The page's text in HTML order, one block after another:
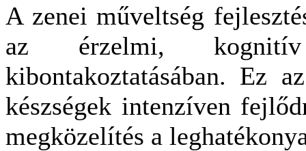
A zenei műveltség
az érzelmi,
kibontakoztatásában. Ez
készségek intenzíven
megközelítés a